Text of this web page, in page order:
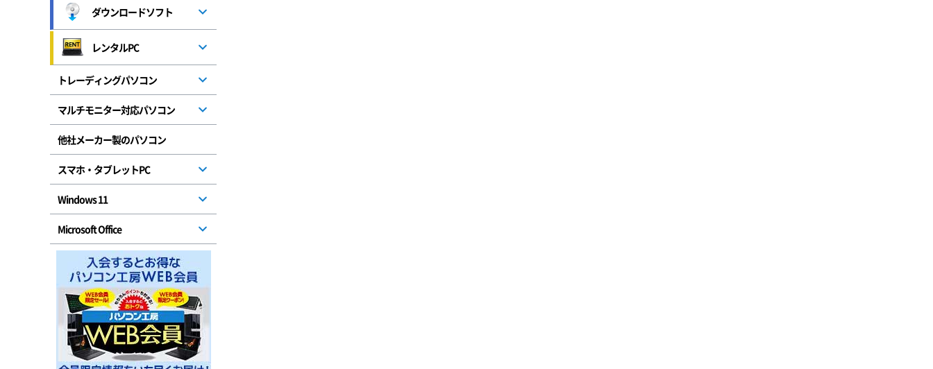
ダウンロードソフト
レンタルPC
トレーディングパソコン
マルチモニター対応パソコン
他社メーカー製のパソコン
スマホ・タブレットPC
Windows 11
Microsoft Office